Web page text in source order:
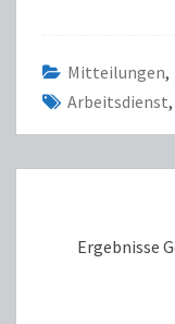
Mitteilungen,
Arbeitsdienst,
Ergebnisse